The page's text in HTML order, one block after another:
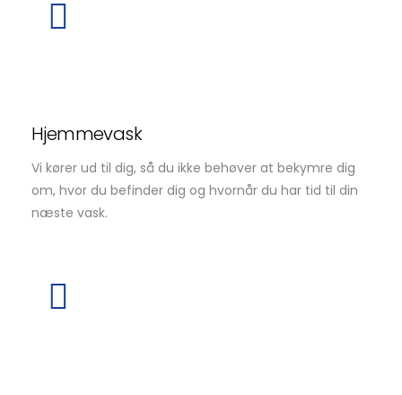
Hjemmevask
Vi kører ud til dig, så du ikke behøver at bekymre dig
om, hvor du befinder dig og hvornår du har tid til din
næste vask.